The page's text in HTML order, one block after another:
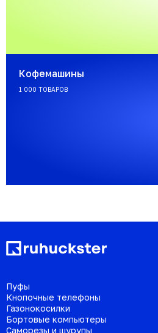
Кофемашины
1 000 ТОВАРОВ
Пуфы
Кнопочные телефоны
Газонокосилки
Бортовые компьютеры
Саморезы и шурупы